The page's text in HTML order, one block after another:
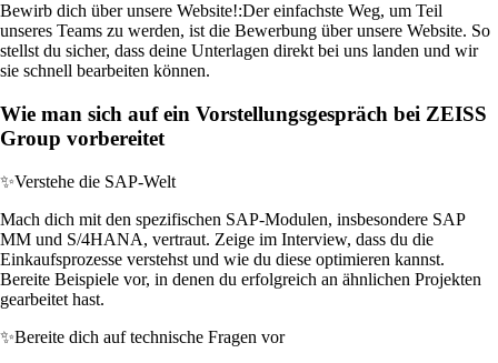
Bewirb dich über unsere Website!:Der einfachste Weg, um Teil
unseres Teams zu werden, ist die Bewerbung über unsere Website. So
stellst du sicher, dass deine Unterlagen direkt bei uns landen und wir
sie schnell bearbeiten können.
Wie man sich auf ein Vorstellungsgespräch bei ZEISS
Group vorbereitet
✨Verstehe die SAP-Welt
Mach dich mit den spezifischen SAP-Modulen, insbesondere SAP
MM und S/4HANA, vertraut. Zeige im Interview, dass du die
Einkaufsprozesse verstehst und wie du diese optimieren kannst.
Bereite Beispiele vor, in denen du erfolgreich an ähnlichen Projekten
gearbeitet hast.
✨Bereite dich auf technische Fragen vor